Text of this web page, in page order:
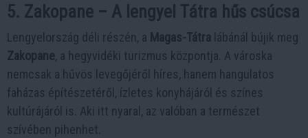
5. Zakopane – A lengyel Tátra hűs csúcsa
Lengyelország déli részén, a Magas-Tátra lábánál bújik meg
Zakopane, a hegyvidéki turizmus központja. A városka
nemcsak a hűvös levegőjéről híres, hanem hangulatos
faházas építészetéről, ízletes konyhájáról és színes
kultúrájáról is. Aki itt nyaral, az valóban a természet
szívében pihenhet.